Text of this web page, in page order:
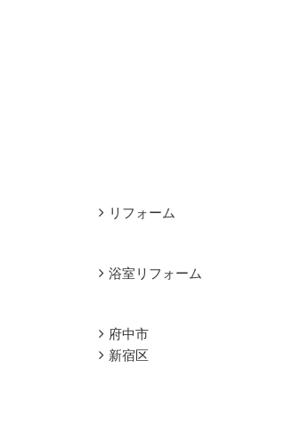
リフォーム
浴室リフォーム
府中市
新宿区